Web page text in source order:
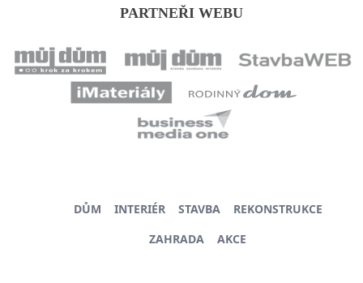
PARTNEŘI WEBU
DŮM INTERIÉR STAVBA
REKONSTRUKCE
ZAHRADA
AKCE